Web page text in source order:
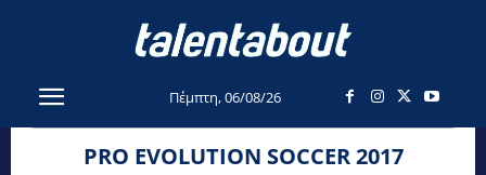
Πέμπτη, 06/08/26
PRO EVOLUTION SOCCER 2017